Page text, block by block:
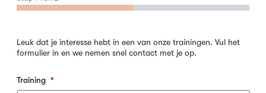
Leuk dat je interesse hebt in een van onze trainingen. Vul het
formulier in en we nemen snel contact met je op.
Training *